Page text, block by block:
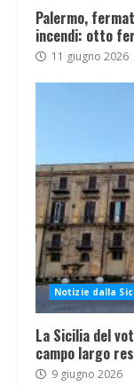
Palermo,
incendi: otto
11 giugno 2026
Notizie dalla
La Sicilia del
campo largo
9 giugno 2026